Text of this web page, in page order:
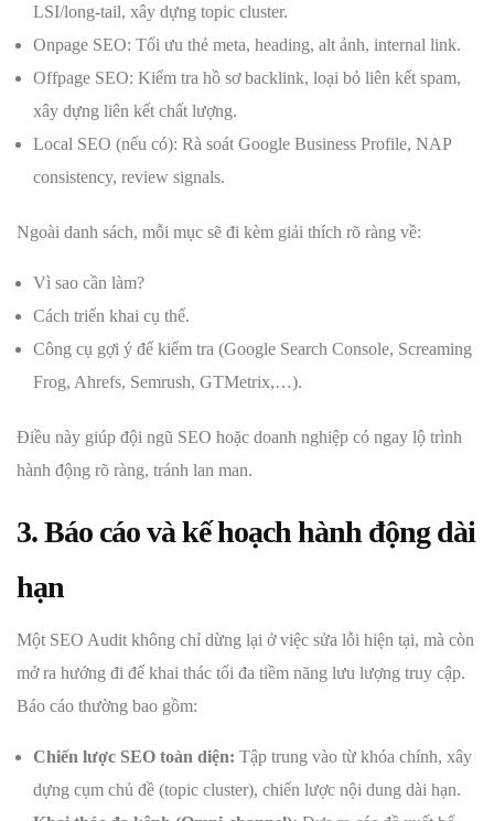
LSI/long-tail, xây dựng topic cluster.
Onpage SEO: Tối ưu thẻ meta, heading, alt ảnh, internal link.
Offpage SEO: Kiểm tra hồ sơ backlink, loại bỏ liên kết spam,
xây dựng liên kết chất lượng.
Local SEO (nếu có): Rà soát Google Business Profile, NAP
consistency, review signals.
Ngoài danh sách, mỗi mục sẽ đi kèm giải thích rõ ràng về:
Vì sao cần làm?
Cách triển khai cụ thể.
Công cụ gợi ý để kiểm tra (Google Search Console, Screaming
Frog, Ahrefs, Semrush, GTMetrix,…).
Điều này giúp đội ngũ SEO hoặc doanh nghiệp có ngay lộ trình
hành động rõ ràng, tránh lan man.
3. Báo cáo và kế hoạch hành động dài
hạn
Một SEO Audit không chỉ dừng lại ở việc sửa lỗi hiện tại, mà còn
mở ra hướng đi để khai thác tối đa tiềm năng lưu lượng truy cập.
Báo cáo thường bao gồm:
Chiến lược SEO toàn diện: Tập trung vào từ khóa chính, xây
dựng cụm chủ đề (topic cluster), chiến lược nội dung dài hạn.